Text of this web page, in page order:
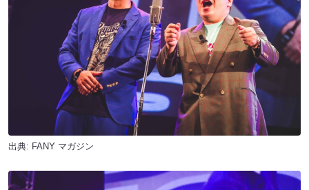
出典: FANY マガジン